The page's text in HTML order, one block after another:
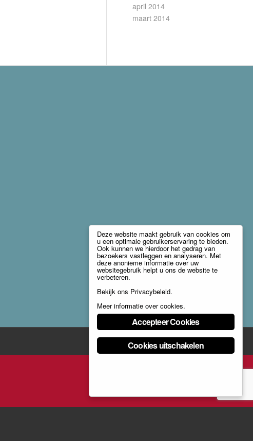
april 2014
maart 2014
Deze website maakt gebruik van cookies om
u een optimale gebruikerservaring te bieden.
Ook kunnen we hierdoor het gedrag van
bezoekers vastleggen en analyseren. Met
deze anonieme informatie over uw
websitegebruik helpt u ons de website te
verbeteren.
Bekijk ons Privacybeleid.
Meer informatie over cookies.
Accepteer Cookies
Cookies uitschakelen